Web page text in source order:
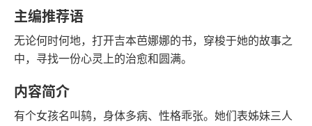
73千字
字数
2019-02-01
发行日期
主编推荐语
无论何时何地，打开吉本芭娜娜的书，穿梭于她的故事之
中，寻找一份心灵上的治愈和圆满。
内容简介
有个女孩名叫鸫，身体多病、性格乖张。她们表姊妹三人